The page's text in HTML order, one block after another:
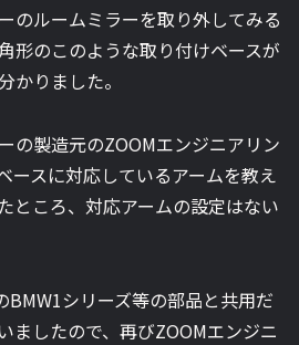
のルームミラーを取り外してみる
形のこのような取り付けベースが
かりました。
の製造元のZOOMエンジニアリン
ースに対応しているアームを教え
ところ、対応アームの設定はない
BMW1シリーズ等の部品と共用だ
ましたので、再びZOOMエンジニ